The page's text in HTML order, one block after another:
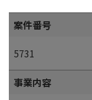
案件番号
5731
事業内容